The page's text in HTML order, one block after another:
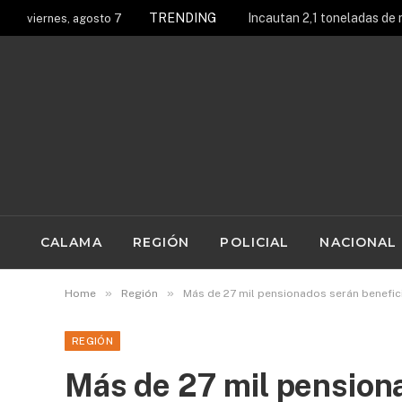
viernes, agosto 7 TRENDING
CALAMA REGIÓN POLICIAL NACIONAL
Home » Región » Más de 27 mil pensionados serán
REGIÓN
Más de 27 mil